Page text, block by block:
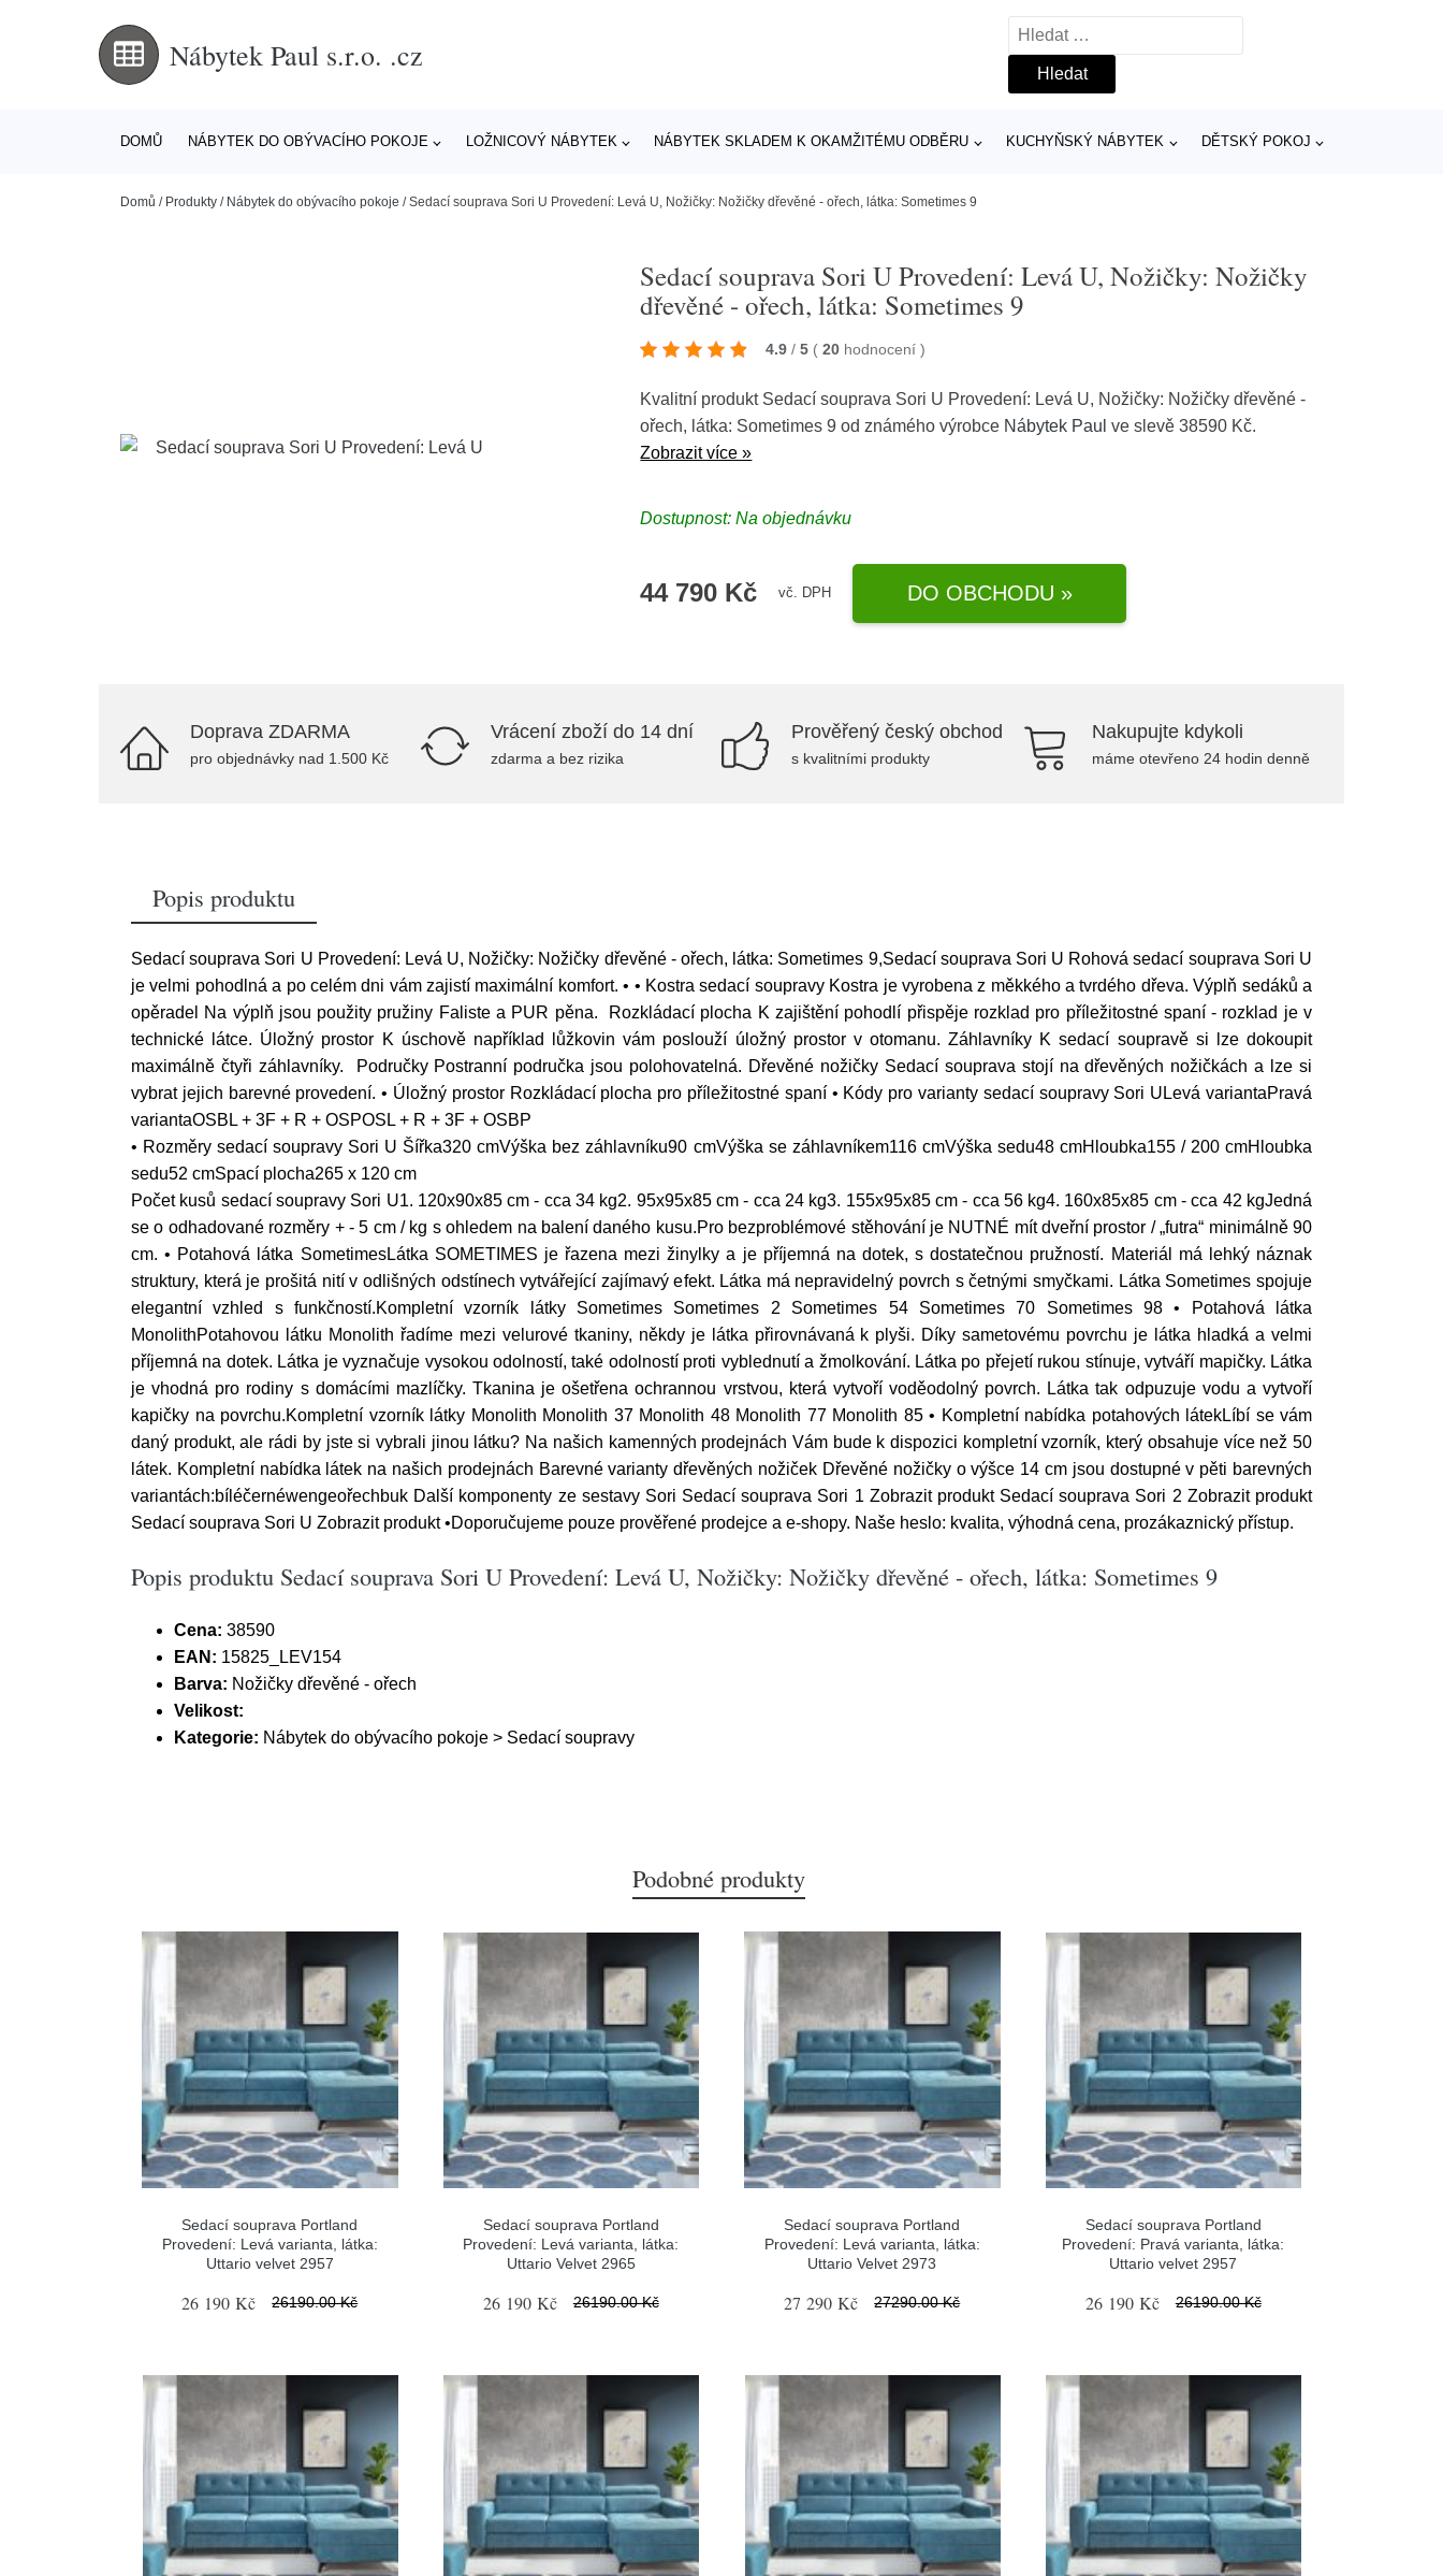
Nábytek Paul s.r.o. .cz
Vyhledávání
DOMŮ NÁBYTEK DO OBÝVACÍHO POKOJE LOŽNICOVÝ NÁBYTEK NÁBYTEK SKLADEM K OKAMŽITÉMU ODBĚRU KUCHYŇSKÝ NÁBYTEK DĚTSKÝ POKOJ
Domů / Produkty / Nábytek do obývacího pokoje /Sedací souprava Sori U Provedení: Levá U, Nožičky: Nožičky dřevěné - ořech, látka: Sometimes 9
Sedací souprava Sori U Provedení: Levá U, Nožičky: Nožičky
dřevěné - ořech, látka: Sometimes 9
4.9 / 5 ( 20 hodnocení)
Kvalitní produkt Sedací souprava Sori U Provedení: Levá U, Nožičky: Nožičky dřevěné -
ořech, látka: Sometimes 9 od známého výrobce Nábytek Paul ve slevě 38590 Kč.
Zobrazit více »
Dostupnost: Na objednávku
44 790 Kč vč. DPH DO OBCHODU »
Doprava ZDARMA
pro objednávky nad 1.500 Kč
Vrácení zboží do 14 dní
zdarma a bez rizika
Prověřený český obchod
s kvalitními produkty
Nakupujte kdykoli
máme otevřeno 24 hodin denně
Popis produktu
Sedací souprava Sori U Provedení: Levá U, Nožičky: Nožičky dřevěné - ořech, látka: Sometimes 9,Sedací souprava Sori U Rohová sedací souprava Sori U
je velmi pohodlná a po celém dni vám zajistí maximální komfort. • • Kostra sedací soupravy Kostra je vyrobena z měkkého a tvrdého dřeva. Výplň sedáků a
opěradel Na výplň jsou použity pružiny Faliste a PUR pěna. Rozkládací plocha K zajištění pohodlí přispěje rozklad pro příležitostné spaní - rozklad je v
technické látce. Úložný prostor K úschově například lůžkovin vám poslouží úložný prostor v otomanu. Záhlavníky K sedací soupravě si lze dokoupit
maximálně čtyři záhlavníky. Područky Postranní područka jsou polohovatelná. Dřevěné nožičky Sedací souprava stojí na dřevěných nožičkách a lze si
vybrat jejich barevné provedení. • Úložný prostor Rozkládací plocha pro příležitostné spaní • Kódy pro varianty sedací soupravy Sori ULevá variantaPravá
variantaOSBL + 3F + R + OSPOSL + R + 3F + OSBP
• Rozměry sedací soupravy Sori U Šířka320 cmVýška bez záhlavníku90 cmVýška se záhlavníkem116 cmVýška sedu48 cmHloubka155 / 200 cmHloubka
sedu52 cmSpací plocha265 x 120 cm
Počet kusů sedací soupravy Sori U1. 120x90x85 cm - cca 34 kg2. 95x95x85 cm - cca 24 kg3. 155x95x85 cm - cca 56 kg4. 160x85x85 cm - cca 42 kgJedná
se o odhadované rozměry + - 5 cm / kg s ohledem na balení daného kusu.Pro bezproblémové stěhování je NUTNÉ mít dveřní prostor / „futra“ minimálně 90
cm. • Potahová látka SometimesLátka SOMETIMES je řazena mezi žinylky a je příjemná na dotek, s dostatečnou pružností. Materiál má lehký náznak
struktury, která je prošitá nití v odlišných odstínech vytvářející zajímavý efekt. Látka má nepravidelný povrch s četnými smyčkami. Látka Sometimes spojuje
elegantní vzhled s funkčností.Kompletní vzorník látky Sometimes Sometimes 2 Sometimes 54 Sometimes 70 Sometimes 98 • Potahová látka
MonolithPotahovou látku Monolith řadíme mezi velurové tkaniny, někdy je látka přirovnávaná k plyši. Díky sametovému povrchu je látka hladká a velmi
příjemná na dotek. Látka je vyznačuje vysokou odolností, také odolností proti vyblednutí a žmolkování. Látka po přejetí rukou stínuje, vytváří mapičky. Látka
je vhodná pro rodiny s domácími mazlíčky. Tkanina je ošetřena ochrannou vrstvou, která vytvoří voděodolný povrch. Látka tak odpuzuje vodu a vytvoří
kapičky na povrchu.Kompletní vzorník látky Monolith Monolith 37 Monolith 48 Monolith 77 Monolith 85 • Kompletní nabídka potahových látekLíbí se vám
daný produkt, ale rádi by jste si vybrali jinou látku? Na našich kamenných prodejnách Vám bude k dispozici kompletní vzorník, který obsahuje více než 50
látek. Kompletní nabídka látek na našich prodejnách Barevné varianty dřevěných nožiček Dřevěné nožičky o výšce 14 cm jsou dostupné v pěti barevných
variantách:bíléčernéwengeořechbuk Další komponenty ze sestavy Sori Sedací souprava Sori 1 Zobrazit produkt Sedací souprava Sori 2 Zobrazit produkt
Sedací souprava Sori U Zobrazit produkt •Doporučujeme pouze prověřené prodejce a e-shopy. Naše heslo: kvalita, výhodná cena, prozákaznický přístup.
Popis produktu Sedací souprava Sori U Provedení: Levá U, Nožičky: Nožičky dřevěné - ořech, látka: Sometimes 9
Cena: 38590
EAN: 15825_LEV154
Barva: Nožičky dřevěné - ořech
Velikost:
Kategorie: Nábytek do obývacího pokoje > Sedací soupravy
Podobné produkty
Sedací souprava Portland
Provedení: Levá varianta, látka:
Uttario velvet 2957
26 190 Kč 26190.00 Kč
Sedací souprava Portland
Provedení: Levá varianta, látka:
Uttario Velvet 2965
26 190 Kč 26190.00 Kč
Sedací souprava Portland
Provedení: Levá varianta, látka:
Uttario Velvet 2973
27 290 Kč 27290.00 Kč
Sedací souprava Portland
Provedení: Pravá varianta, látka:
Uttario velvet 2957
26 190 Kč 26190.00 Kč